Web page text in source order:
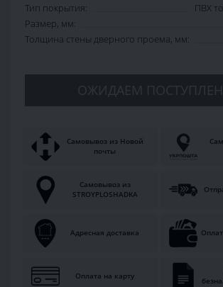
Тип покрытия:
ПВХ
Размер, мм:
Толщина стены дверного проема, мм:
ОЖИДАЕМ
Самовывоз из Новой
почты
Самовывоз из
STROYPLOSHADKA
Адресная доставка
Оплата на карту